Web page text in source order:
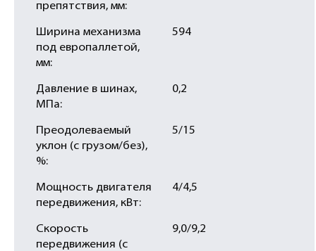
препятствия, мм:
Ширина механизма
под европаллетой,
мм:
594
Давление в шинах,
МПа:
0,2
Преодолеваемый
уклон (с грузом/без),
%:
5/15
Мощность двигателя
передвижения, кВт:
4/4,5
Скорость
передвижения (с
9,0/9,2